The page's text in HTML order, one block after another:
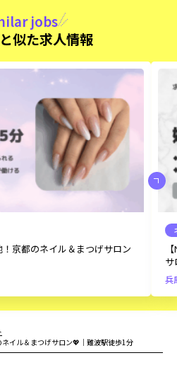
jobs
似た求人情報
！幅広い技術が学べる姫路のネイル
歩6分
イル＆まつげサロン💖｜難波駅徒歩1分